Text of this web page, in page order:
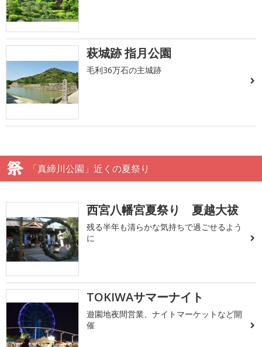
萩城跡 指月公園
毛利36万石の主城跡
「真締川公園」近くの夏祭り
西宮八幡宮夏祭り 夏越大祓
残る半年も清らかな気持ちで過ごせるよう
に
TOKIWAサマーナイト
遊園地夜間営業、ナイトマーケットなど開
催